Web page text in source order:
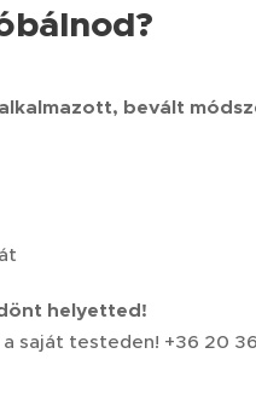
bevált
helyetted!
saját testeden! +36 20